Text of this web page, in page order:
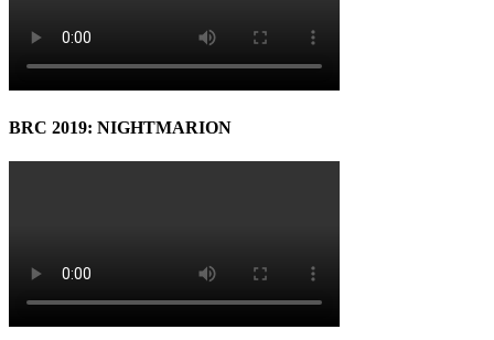
BRC 2019: NIGHTMARION